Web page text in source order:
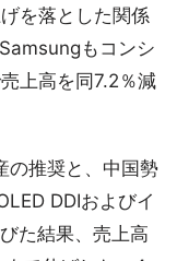
を落とした関係
もコンシ
上高を同7.2％減
の推奨と、中国勢
DDIおよびイ
た結果、売上高